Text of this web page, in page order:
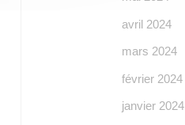
avril 2024
mars 2024
février 2024
janvier 2024